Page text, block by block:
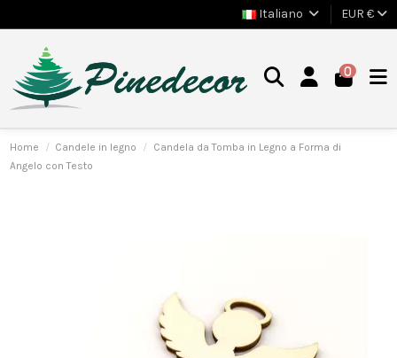
Italiano EUR €
0
Home Candele in legno
Candela da Tomba in Legno a Forma di
Angelo con Testo